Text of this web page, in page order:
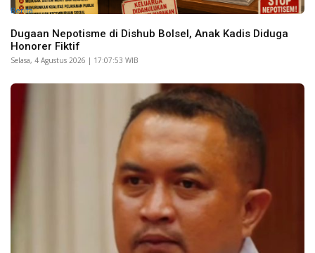
Berita
Dugaan Nepotisme di Dishub Bolsel, Anak Kadis Diduga
Honorer Fiktif
Selasa, 4 Agustus 2026 | 17:07:53 WIB